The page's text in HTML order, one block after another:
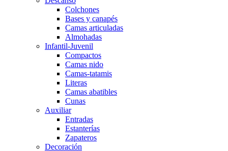
Colchones
Bases y canapés
Camas articuladas
Almohadas
Infantil-Juvenil
Compactos
Camas nido
Camas-tatamis
Literas
Camas abatibles
Cunas
Auxiliar
Entradas
Estanterías
Zapateros
Decoración